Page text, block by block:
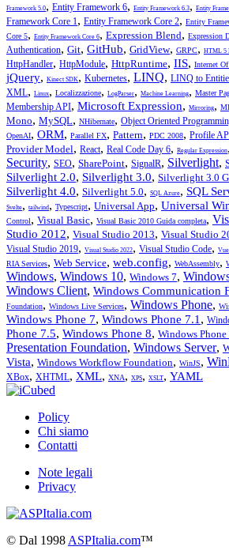
Framework 5.0, Entity Framework 6, Entity Framework 6.3, Entity
Framework Core 1 , Entity Framework Core 2, Entity
Core 5, Entity Framework Core 6, Expression Blend, Expression
Authentication, Git, GitHub, GridView, GRPC, HTML 5
HttpHandler, HttpModule, HttpRuntime, IIS, Internet
jQuery, Kinect SDK, Kubernetes, LINQ, LINQ to
XML, Linux, Localizzazione, LogParser, Machine Learning, Master
Membership API, Microsoft Expression, Mirroring,
Mono, MySQL, NHibernate, Object Oriented
OpenAI, ORM, Parallel FX, Pattern, PDC 2008, Profile
Provider Model, React, Real Code Day 6, Regular Expression,
Security, SEO, SharePoint, SignalR, Silverlight,
Silverlight 2.0, Silverlight 3.0, Silverlight 3.0
Silverlight 4.0, Silverlight 5.0, SQL Azure, SQL
Svelte, tailwind , Typescript, Universal App, Universal
Control, Visual Basic, Visual Basic 2010 Guida completa,
Studio 2012, Visual Studio 2013, Visual Studio
Visual Studio 2019, Visual Studio 2022, Visual Studio Code,
RIA Services, Web Service, web.config, WebAssembly,
Windows, Windows 10, Windows 7,
Windows Client, Windows Communication
Foundation, Windows Live Services, Windows Phone,
Windows Phone 7, Windows Phone 7.1 ,
Phone 7.5, Windows Phone 8, Windows Phone
Presentation Foundation, Windows Server,
Vista, Windows Workflow Foundation, WinJS,
XBox, XHTML, XML, XNA, XPS, XSLT, YAML
Policy
Chi siamo
Contatti
Note legali
Privacy
© Dal 1998 ASPItalia.com™